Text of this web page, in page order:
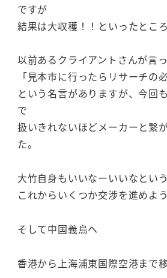
ですが
結果は大収穫！！といったところ
以前あるクライアントさんが言
「見本市に行ったらリサーチの
という名言がありますが、今回
で
扱いきれないほどメーカーと繋
た。
大竹自身もいいなーいいなとい
これからいくつか交渉を進めよ
そして中国義烏へ
香港から上海浦東国際空港まで移